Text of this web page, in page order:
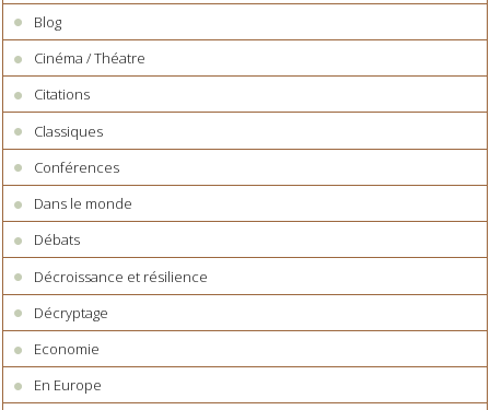
Blog
Cinéma / Théatre
Citations
Classiques
Conférences
Dans le monde
Débats
Décroissance et résilience
Décryptage
Economie
En Europe